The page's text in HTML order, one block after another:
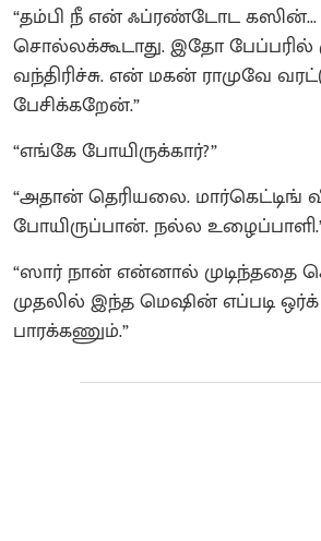
“தம்பி நீ என் ஃப்ரண்டோட
சொல்லக்கூடாது. இதோ பேப்பரில்
வந்திரிச்சு. என் மகன் ராமுவே
பேசிக்கறேன்.”
“எங்கே போயிருக்கார்?”
“அதான் தெரியலை.
போயிருப்பான். நல்ல
“ஸார் நான் என்னால் முடிந்ததை
முதலில் இந்த மெஷின் எப்படி
பாரக்கணும்.”